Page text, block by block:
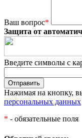
Ваш вопрос*
Защита от
Введите символы с
Нажимая на кнопку,
персональных данных
* - обязательные поля